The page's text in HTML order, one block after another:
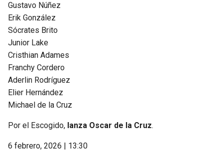
Gustavo Núñez
Erik González
Sócrates Brito
Junior Lake
Cristhian Adames
Franchy Cordero
Aderlin Rodríguez
Elier Hernández
Michael de la Cruz
Por el Escogido, lanza Oscar de la Cruz.
6 febrero, 2026 | 13:30